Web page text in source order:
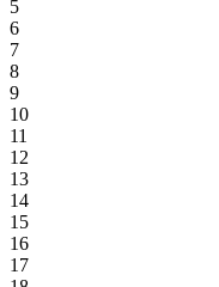
5
6
7
8
9
10
11
12
13
14
15
16
17